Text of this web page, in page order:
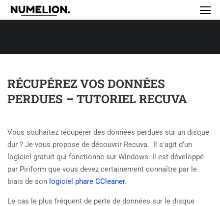
RÉCUPÉREZ VOS DONNÉES
PERDUES – TUTORIEL RECUVA
Vous souhaitez récupérer des données perdues sur un disque
dur ? Je vous propose de découvrir Recuva. Il s’agit d’un
logiciel gratuit qui fonctionne sur Windows. Il est développé
par Piriform que vous devez certainement connaître par le
biais de son logiciel phare CCleaner.
Le cas le plus fréquent de perte de données sur le disque